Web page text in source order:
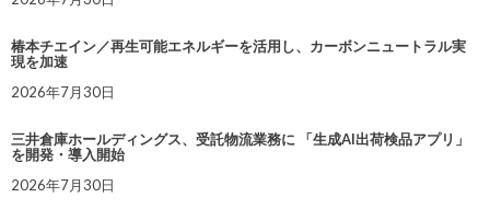
椿本チエイン／再生可能エネルギーを活用し、カーボンニュートラル実
現を加速
2026年7月30日
三井倉庫ホールディングス、受託物流業務に 「生成AI出荷検品アプリ」
を開発・導入開始
2026年7月30日